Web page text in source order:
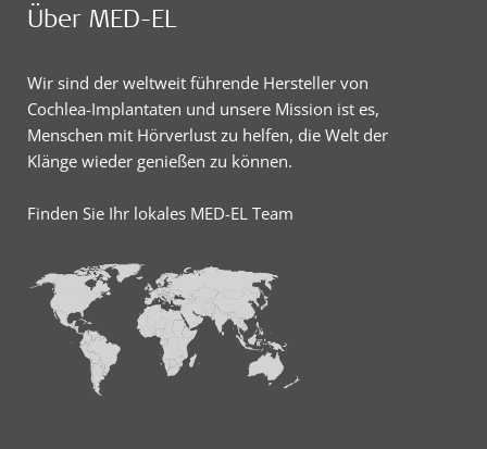
Über MED-EL
Wir sind der weltweit führende Hersteller von
Cochlea-Implantaten und unsere Mission ist es,
Menschen mit Hörverlust zu helfen, die Welt der
Klänge wieder genießen zu können.
Finden Sie Ihr lokales MED-EL Team